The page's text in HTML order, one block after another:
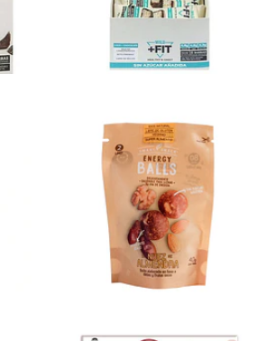
$16.990
Energy balls
nu...
$1.450